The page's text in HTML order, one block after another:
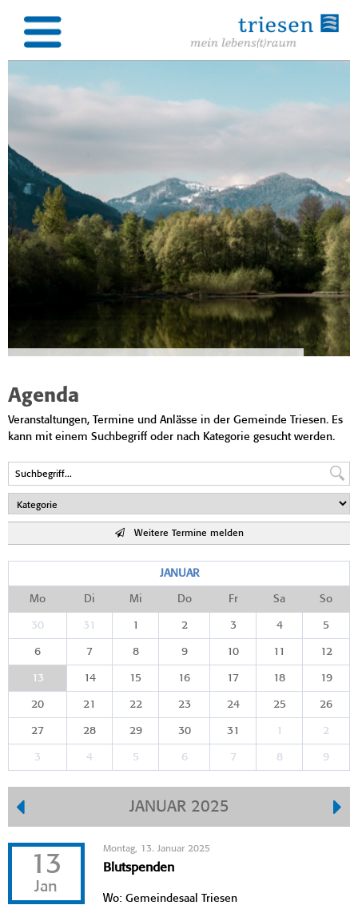
Agenda
Veranstaltungen, Termine und Anlässe in der Gemeinde Triesen. Es
kann mit einem Suchbegriff oder nach Kategorie gesucht werden.
Weitere Termine melden
JANUAR
Mo Di Mi Do Fr Sa So
30 31 1 2 3 4 5
6 7 8 9 10 11 12
13 14 15 16 17 18 19
20 21 22 23 24 25 26
27 28 29 30 31 1 2
3 4 5 6 7 8 9
JANUAR 2025
13
Jan
Montag, 13. Januar 2025
Blutspenden
Wo: Gemeindesaal Triesen